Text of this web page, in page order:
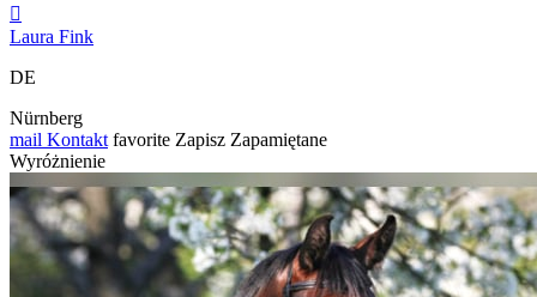

Laura Fink
DE
Nürnberg
mail Kontakt favorite Zapisz Zapamiętane
Wyróżnienie